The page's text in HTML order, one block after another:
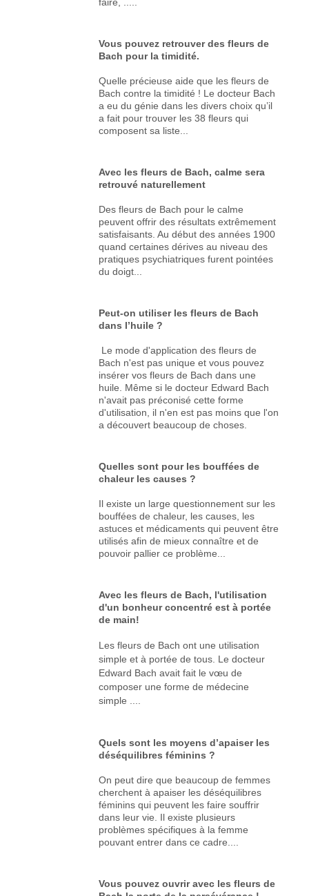
Vous pouvez retrouver des fleurs de
Bach pour la timidité.
Quelle précieuse aide que les fleurs de
Bach contre la timidité ! Le docteur Bach
a eu du génie dans les divers choix qu’il
a fait pour trouver les 38 fleurs qui
composent sa liste...
Avec les fleurs de Bach, calme sera
retrouvé naturellement
Des fleurs de Bach pour le calme
peuvent offrir des résultats extrêmement
satisfaisants. Au début des années 1900
quand certaines dérives au niveau des
pratiques psychiatriques furent pointées
du doigt...
Peut-on utiliser les fleurs de Bach
dans l’huile ?
Le mode d'application des fleurs de
Bach n'est pas unique et vous pouvez
insérer vos fleurs de Bach dans une
huile. Même si le docteur Edward Bach
n'avait pas préconisé cette forme
d'utilisation, il n'en est pas moins que l'on
a découvert beaucoup de choses.
Quelles sont pour les bouffées de
chaleur les causes ?
Il existe un large questionnement sur les
bouffées de chaleur, les causes, les
astuces et médicaments qui peuvent être
utilisés afin de mieux connaître et de
pouvoir pallier ce problème...
Avec les fleurs de Bach, l'utilisation
d'un bonheur concentré est à portée
de main!
Les fleurs de Bach ont une utilisation
simple et à portée de tous. Le docteur
Edward Bach avait fait le vœu de
composer une forme de médecine
simple ....
Quels sont les moyens d’apaiser les
déséquilibres féminins ?
On peut dire que beaucoup de femmes
cherchent à apaiser les déséquilibres
féminins qui peuvent les faire souffrir
dans leur vie. Il existe plusieurs
problèmes spécifiques à la femme
pouvant entrer dans ce cadre....
Vous pouvez ouvrir avec les fleurs de